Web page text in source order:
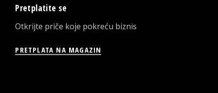
Pretplatite se
Otkrijte priče koje pokreću biznis
PRETPLATA NA MAGAZIN